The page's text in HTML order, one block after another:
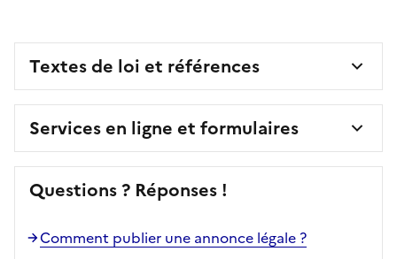
Textes de loi et références
Services en ligne et formulaires
Questions ? Réponses !
Comment publier une annonce légale ?